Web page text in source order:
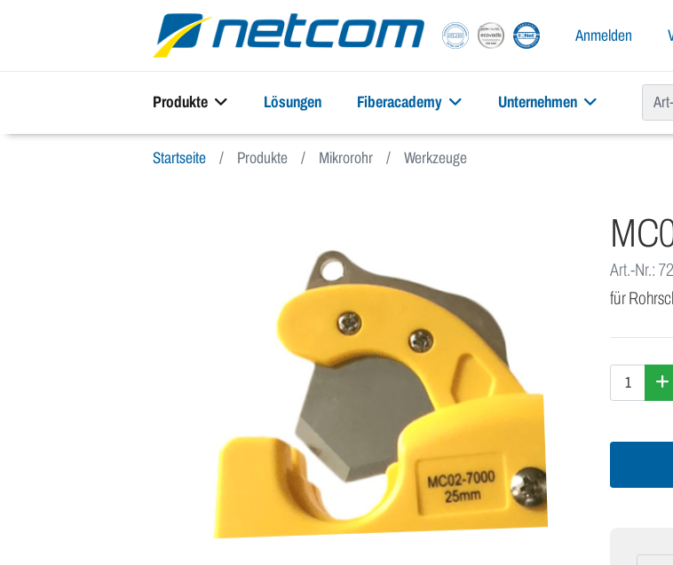
Anmelden
Produkte Lösungen Fiberacademy Unternehmen
Startseite Produkte Mikrorohr Werkzeuge
Art.-Nr.:
für